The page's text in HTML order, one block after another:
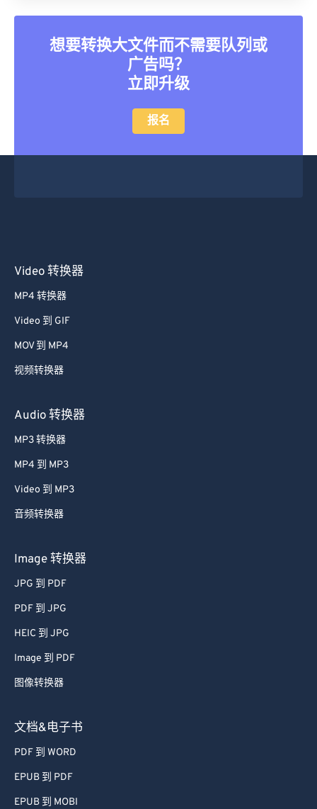
想要转换大文件而不需要队列或
广告吗？
立即升级
报名
Video 转换器
MP4 转换器
Video 到 GIF
MOV 到 MP4
视频转换器
Audio 转换器
MP3 转换器
MP4 到 MP3
Video 到 MP3
音频转换器
Image 转换器
JPG 到 PDF
PDF 到 JPG
HEIC 到 JPG
Image 到 PDF
图像转换器
文档&电子书
PDF 到 WORD
EPUB 到 PDF
EPUB 到 MOBI